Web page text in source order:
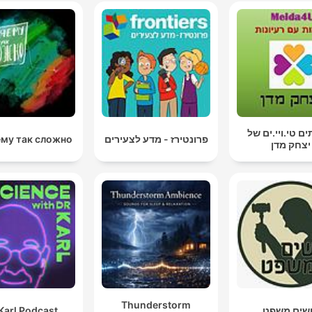
una unidad destinada a este tipo de cuestiones y
un correo electrónico que es sectasdestructivas.es
se puede dirigir cualquiera que tenga sospecha
de un comportamiento sectario
00:50:32 · Se proporciona información oficial sobre cómo
טי.ויי.ים של
יצחק מדן
פרונטירז - מדע לצעירים так сложно?
Thunderstorm